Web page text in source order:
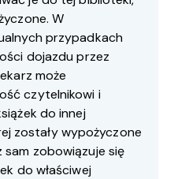
W
przypadkach
dojazdu przez
może
czytelnikowi i
do innej
zostały wypożyczone
zobowiązuje się
do właściwej